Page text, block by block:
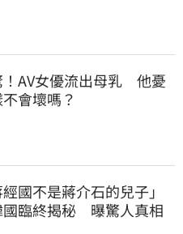
！AV女優流出母乳 他憂
會壞嗎？
經國不是蔣介石的兒子」
國臨終揭秘 曝驚人真相